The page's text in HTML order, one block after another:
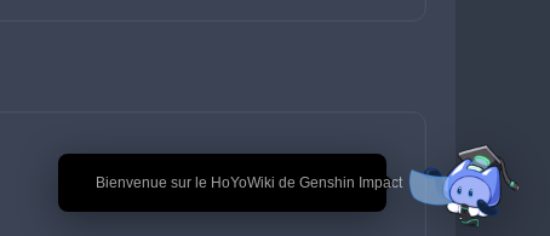
🎉 Bienvenue sur le HoYoWiki de Genshin Impact